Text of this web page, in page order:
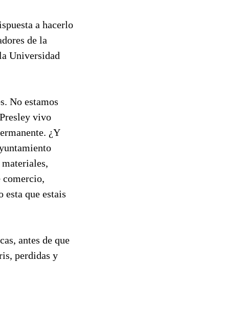
a hacerlo
de la
Universidad
No estamos
vivo
¿Y
comercio,
esta que estais
antes de que
perdidas y